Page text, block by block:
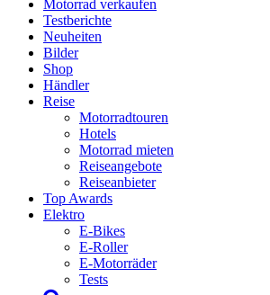
Motorrad verkaufen
Testberichte
Neuheiten
Bilder
Shop
Händler
Reise
Motorradtouren
Hotels
Motorrad mieten
Reiseangebote
Reiseanbieter
Top Awards
Elektro
E-Bikes
E-Roller
E-Motorräder
Tests